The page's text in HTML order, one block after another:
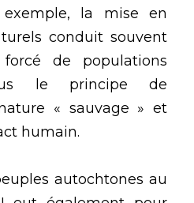
exemple, la mise en
conduit souvent
de populations
le principe de
« sauvage » et
humain.
autochtones au